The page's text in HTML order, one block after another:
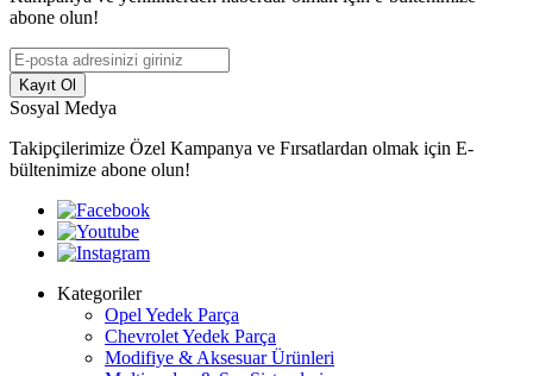
abone olun!
Kayıt Ol
Sosyal Medya
Takipçilerimize Özel Kampanya ve Fırsatlardan olmak için E-
bültenimize abone olun!
Kategoriler
Opel Yedek Parça
Chevrolet Yedek Parça
Modifiye & Aksesuar Ürünleri